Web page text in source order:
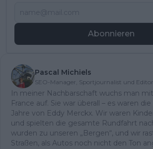
Abonnieren
Pascal Michiels
SEO-Manager, Sportjournalist und
In meiner Nachbarschaft wuchs man
France auf. Sie war überall – es waren
Jahre von Eddy Merckx. Wir waren
und spielten die gesamte Rundfahrt
wurden zu unseren „Bergen“, und wir
Straßen, als Autos noch nicht den Ton